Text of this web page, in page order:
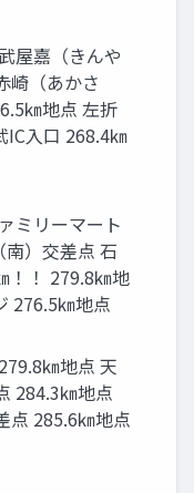
屋嘉（きんや
崎（あかさ
㎞地点 左折
IC入口 268.4㎞
ミリーマート
）交差点 石
！！ 279.8㎞地
276.5㎞地点
㎞地点 天
284.3㎞地点
点 285.6㎞地点